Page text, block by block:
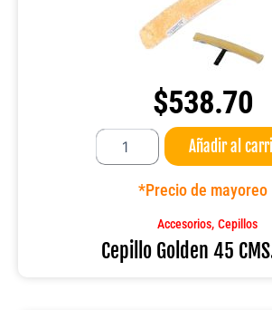
$538.70
Cepillo
Golden
45
Añadir al
*Precio de mayoreo
Accesorios, Cepillos
Cepillo Golden 45